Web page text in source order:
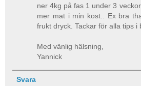
ner 4kg på fas 1 under 3
mer mat i min kost.. Ex bra
frukt dryck. Tackar för alla tips i
Med vänlig hälsning,
Yannick
Svara